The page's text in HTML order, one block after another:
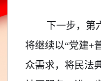
下一步，第
将继续以“党建+
众需求，将民法